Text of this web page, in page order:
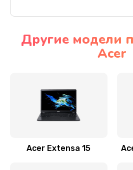
Настройка
Замена
Заказать
Другие модели
Acer
Acer Extensa 15